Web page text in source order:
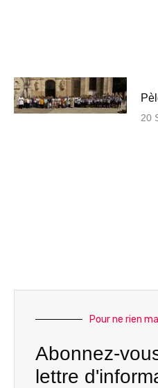
20
Pour ne rien
Abonnez-
lettre